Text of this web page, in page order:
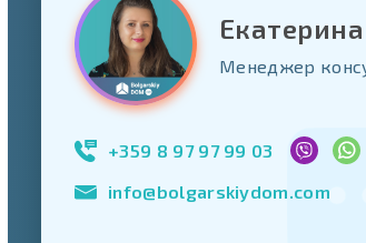
* Поля обязательные для заполнения
Свернуть форму
Екатерина
Менеджер
+359 8 97 97 99 03
info@bolgarskiydom.com